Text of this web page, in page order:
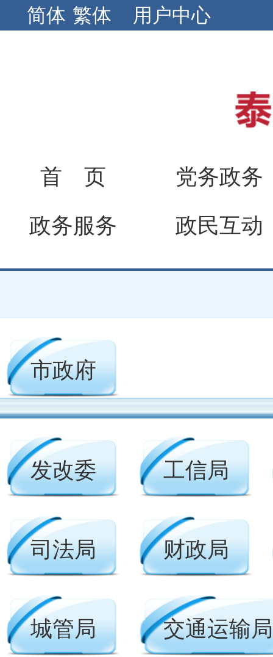
简体 繁体 用户中心
首 页
党务政务
政务服务
政民互动
市政府
发改委 工信局
司法局 财政局
城管局 交通运输局